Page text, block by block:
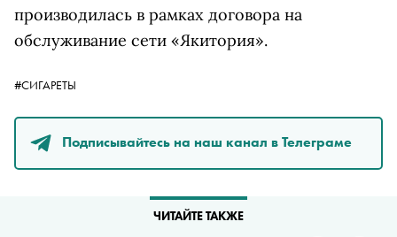
производилась в рамках договора на
обслуживание сети «Якитория».
#СИГАРЕТЫ
Подписывайтесь на наш канал в Телеграме
ЧИТАЙТЕ ТАКЖЕ